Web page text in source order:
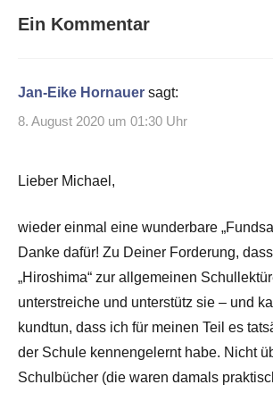
Ein Kommentar
Jan-Eike Hornauer sagt:
8. August 2020 um 01:30 Uhr
Lieber Michael,
wieder einmal eine wunderbare
Danke dafür! Zu Deiner Forderung,
„Hiroshima“ zur allgemeinen
unterstreiche und unterstütz sie – und
kundtun, dass ich für meinen Teil es
der Schule kennengelernt habe. Nicht
Schulbücher (die waren damals